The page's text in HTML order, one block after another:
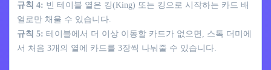
규칙 4: 빈 테이블 열은 킹(King) 또는 킹으로 시작하는 카드 배
열로만 채울 수 있습니다.
규칙 5: 테이블에서 더 이상 이동할 카드가 없으면, 스톡 더미에
서 처음 3개의 열에 카드를 3장씩 나눠줄 수 있습니다.